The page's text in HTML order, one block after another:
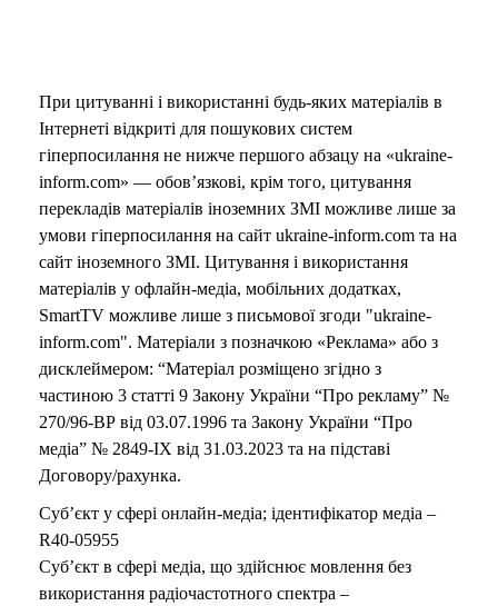
При цитуванні і використанні будь-яких матеріалів в
Інтернеті відкриті для пошукових систем
гіперпосилання не нижче першого абзацу на «ukraine-
inform.com» — обов’язкові, крім того, цитування
перекладів матеріалів іноземних ЗМІ можливе лише за
умови гіперпосилання на сайт ukraine-inform.com та на
сайт іноземного ЗМІ. Цитування і використання
матеріалів у офлайн-медіа, мобільних додатках,
SmartTV можливе лише з письмової згоди "ukraine-
inform.com". Матеріали з позначкою «Реклама» або з
дисклеймером: “Матеріал розміщено згідно з
частиною 3 статті 9 Закону України “Про рекламу” №
270/96-ВР від 03.07.1996 та Закону України “Про
медіа” № 2849-IX від 31.03.2023 та на підставі
Договору/рахунка.
Суб’єкт у сфері онлайн-медіа; ідентифікатор медіа –
R40-05955
Суб’єкт в сфері медіа, що здійснює мовлення без
використання радіочастотного спектра –